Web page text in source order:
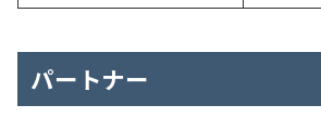
パートナー